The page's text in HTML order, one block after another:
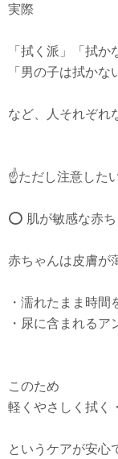
実際
「拭く派」「拭か
「男の子は拭かな
など、人それぞれ
☝️ただし注意した
⭕ 肌が敏感な赤
赤ちゃんは皮膚が
・濡れたまま時
・尿に含まれる
このため
軽くやさしく拭く
というケアが安心